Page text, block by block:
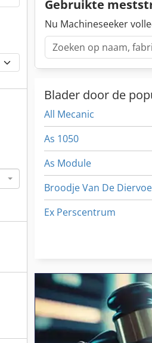
Gebruikte
Nu Machineseeker
Blader door de
All Mecanic
As 1050
As Module
Broodje Van De
Ex Perscentrum
Machine Van De Groef
Meten Van De Plaat